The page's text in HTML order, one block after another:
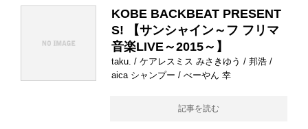
KOBE BACKBEAT PRESENT
S! 【サンシャイン～フ フリマ
音楽LIVE～2015～】
taku. / ケアレスミス みさきゆう / 邦浩 /
aica シャンプー / べーやん 幸
記事を読む